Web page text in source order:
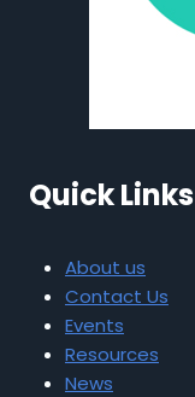
Quick Links
About us
Contact Us
Events
Resources
News